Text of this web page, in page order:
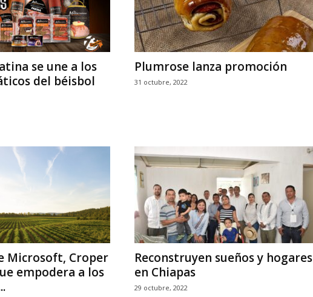
se une a los
del béisbol
Plumrose lanza promoción
31 octubre, 2022
Microsoft, Croper
empodera a los
Reconstruyen sueños y hogares
en Chiapas
29 octubre, 2022